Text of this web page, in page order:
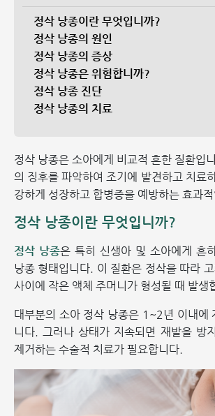
정삭 낭종이란 무엇입니까?
정삭 낭종의 원인
정삭 낭종의 증상
정삭 낭종은 위험합니까?
정삭 낭종 진단
정삭 낭종의 치료
정삭 낭종은 소아에게 비교적 흔한 질환입
의 징후를 파악하여 조기에 발견하고 치료
강하게 성장하고 합병증을 예방하는 효과
정삭 낭종이란 무엇입니까?
정삭 낭종은 특히 신생아 및 소아에게 흔
낭종 형태입니다. 이 질환은 정삭을 따라
사이에 작은 액체 주머니가 형성될 때 발생
대부분의 소아 정삭 낭종은 1~2년 이내에
니다. 그러나 상태가 지속되면 재발을 방
제거하는 수술적 치료가 필요합니다.